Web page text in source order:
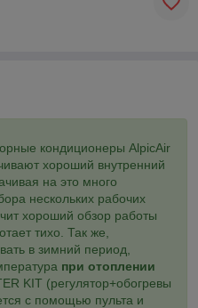
кондиционеры AlpicAir
хороший внутренний
на это много
нескольких рабочих
хороший обзор работы
тихо. Так же,
в зимний период,
при отоплении
KIT (регулятор+обогревы
с помощью пульта и